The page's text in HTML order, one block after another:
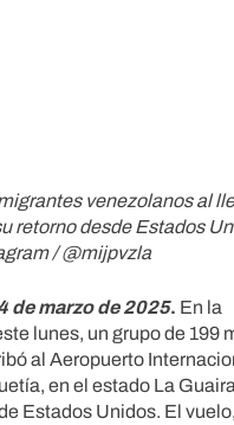
venezolanos al
retorno desde Estados
/ @mijpvzla
de marzo de 2025. En la
lunes, un grupo de 199
al Aeropuerto
en el estado La
Estados Unidos. El